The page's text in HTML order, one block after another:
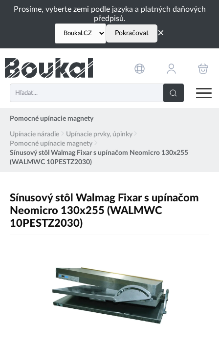
Prosíme, vyberte zemi podle jazyka a platných daňových
předpisů.
Pokračovat ×
Pomocné upínacie magnety
Upínacie náradie
Upínacie prvky, úpinky
Pomocné upínacie magnety
Sínusový stôl Walmag Fixar s upínačom Neomicro 130x255
(WALMWC 10PESTZ2030)
Sínusový stôl Walmag Fixar s upínačom
Neomicro 130x255 (WALMWC
10PESTZ2030)